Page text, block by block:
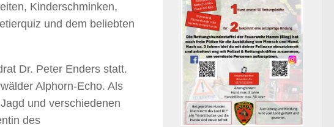
Kinderschminken,
und dem beliebten
Dr. Peter Enders statt.
Alphorn-Echo. Als
und verschiedenen
des